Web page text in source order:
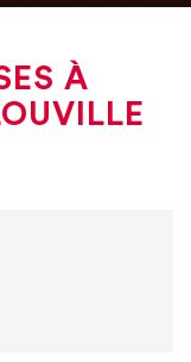
À